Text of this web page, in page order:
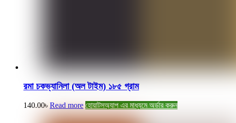
রমা চকভ্যানিলা (অল টাইম) ১৮৫ গ্রাম
140.00৳ Read more হোয়াটসঅ্যাপ এর মাধ্যমে অর্ডার করুন